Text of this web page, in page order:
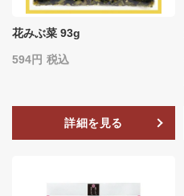
花みぶ菜 93g
594 税込
詳細を見る